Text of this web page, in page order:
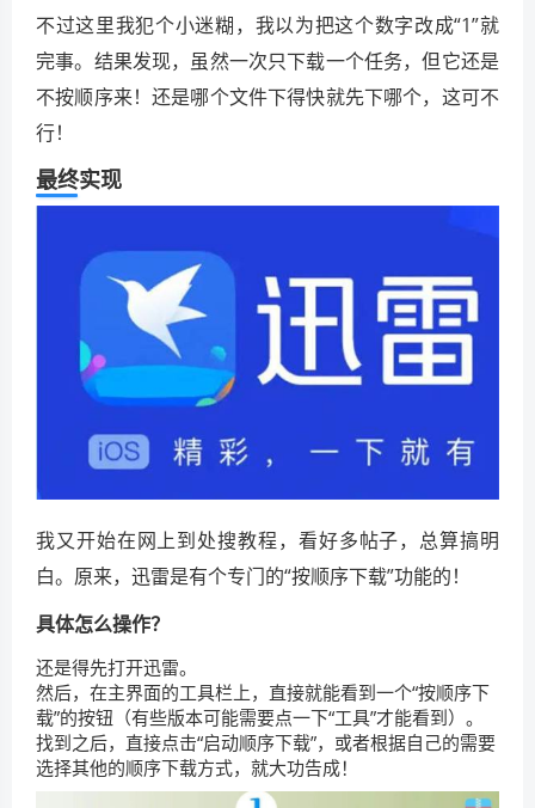
不过这里我犯个小迷糊，我以为把这个数字改成“1”就
完事。结果发现，虽然一次只下载一个任务，但它还是
不按顺序来！还是哪个文件下得快就先下哪个，这可不
行！
最终实现
我又开始在网上到处搜教程，看好多帖子，总算搞明
白。原来，迅雷是有个专门的“按顺序下载”功能的！
具体怎么操作？
还是得先打开迅雷。
然后，在主界面的工具栏上，直接就能看到一个“按顺序下
载”的按钮（有些版本可能需要点一下“工具”才能看到）。
找到之后，直接点击“启动顺序下载”，或者根据自己的需要
选择其他的顺序下载方式，就大功告成！